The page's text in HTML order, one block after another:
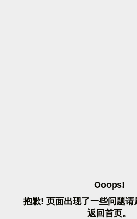
OOOPS!
抱歉! 页面出现了一些问题请
返 回首页。